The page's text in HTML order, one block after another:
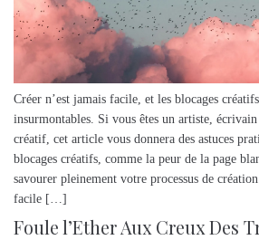
Créer n’est jamais facile, et les blocages
insurmontables. Si vous êtes un artiste,
créatif, cet article vous donnera des astuces
blocages créatifs, comme la peur de la page
savourer pleinement votre processus de
facile […]
Foule l’Ether Aux Creux Des